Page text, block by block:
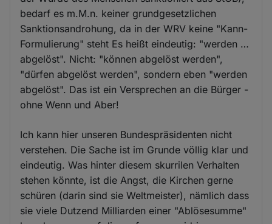
bedarf es m.M.n. keiner grundgesetzlichen
Sanktionsandrohung, da in der WRV keine "Kann-
Formulierung" steht Es heißt eindeutig: "werden …
abgelöst". Nicht: "können abgelöst werden",
"dürfen abgelöst werden", sondern eben "werden
abgelöst". Das ist ein Versprechen an die Bürger -
ohne Wenn und Aber!
Ich kann hier unseren Bundespräsidenten nicht
verstehen. Die Sache ist im Grunde völlig klar und
eindeutig. Was hinter diesem skurrilen Verhalten
stehen könnte, ist die Angst, die Kirchen gerne
schüren (darin sind sie Weltmeister), nämlich dass
sie viele Dutzend Milliarden einer "Ablösesumme"